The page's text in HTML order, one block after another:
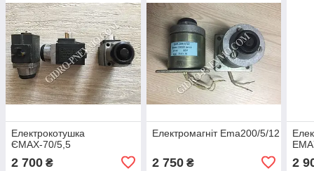
Електрокотушка
ЄМАХ-70/5,5
2 700 ₴
Електромагніт Ema200/5/12
2 750₴ 2